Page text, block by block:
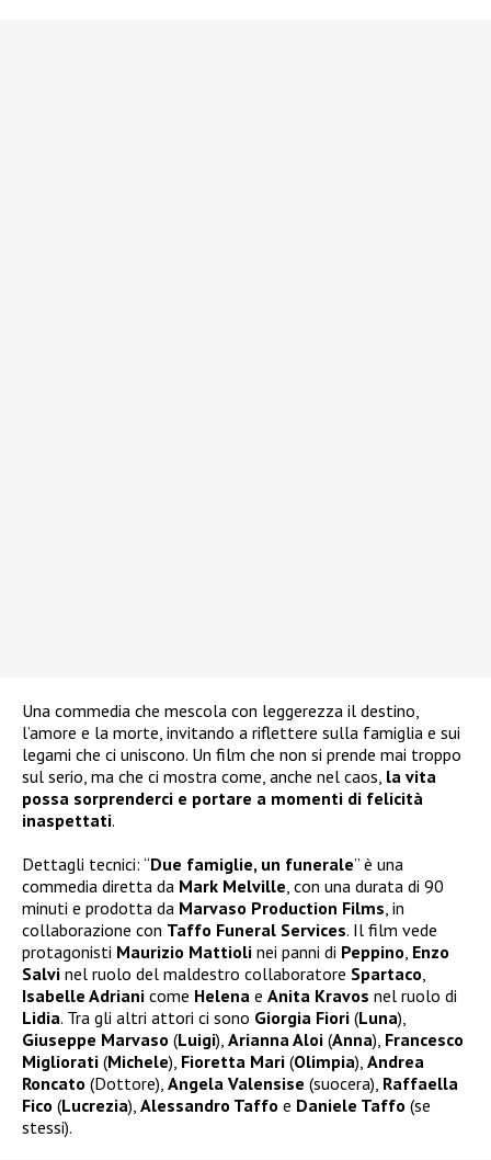
Una commedia che mescola con leggerezza il destino,
l’amore e la morte, invitando a riflettere sulla famiglia e sui
legami che ci uniscono. Un film che non si prende mai troppo
sul serio, ma che ci mostra come, anche nel caos, la vita
possa sorprenderci e portare a momenti di felicità
inaspettati.
Dettagli tecnici: “Due famiglie, un funerale” è una
commedia diretta da Mark Melville, con una durata di 90
minuti e prodotta da Marvaso Production Films, in
collaborazione con Taffo Funeral Services. Il film vede
protagonisti Maurizio Mattioli nei panni di Peppino, Enzo
Salvi nel ruolo del maldestro collaboratore Spartaco,
Isabelle Adriani come Helena e Anita Kravos nel ruolo di
Lidia. Tra gli altri attori ci sono Giorgia Fiori (Luna),
Giuseppe Marvaso (Luigi), Arianna Aloi (Anna), Francesco
Migliorati (Michele), Fioretta Mari (Olimpia), Andrea
Roncato (Dottore), Angela Valensise (suocera), Raffaella
Fico (Lucrezia), Alessandro Taffo e Daniele Taffo (se
stessi).